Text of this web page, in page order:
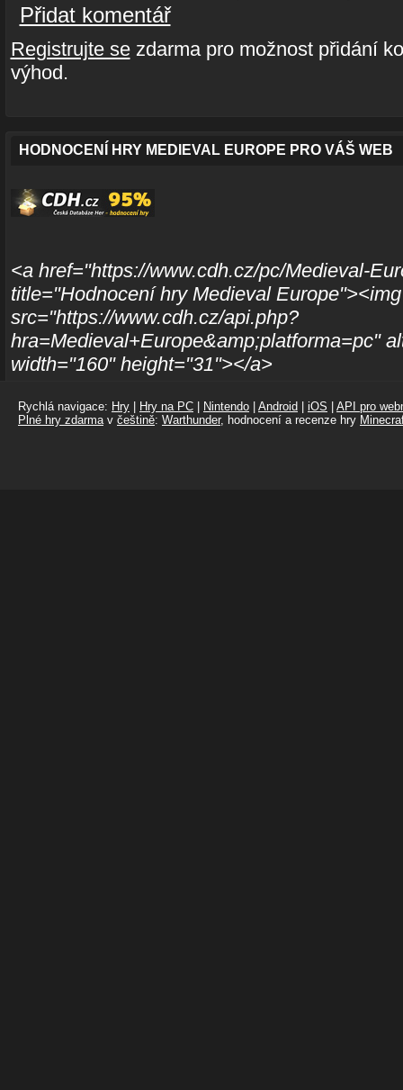
Přidat komentář
Registrujte sezdarma pro možnost přidání
výhod.
HODNOCENÍ HRY MEDIEVAL EUROPE PRO VÁŠ WEB
<a href="https://www.cdh.cz/pc/Medieval-
title="Hodnocení hry Medieval Europe"><img
src="https://www.cdh.cz/api.php?
hra=Medieval+Europe&amp;platforma=pc"
width="160" height="31"></a>
Rychlá navigace: Hry Hry na PC Nintendo Android iOS
API pro
Plné hry zdarmav češtině: Warthunder, hodnocení a recenze hry